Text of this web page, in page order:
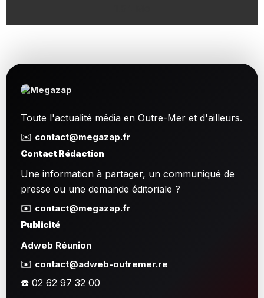
Toute l'actualité média en Outre-Mer et d'ailleurs.
✉️ contact@megazap.fr
Contact Rédaction
Une information à partager, un communiqué de
presse ou une demande éditoriale ?
✉️ contact@megazap.fr
Publicité
Adweb Réunion
✉️ contact@adweb-outremer.re
☎️ 02 62 97 32 00